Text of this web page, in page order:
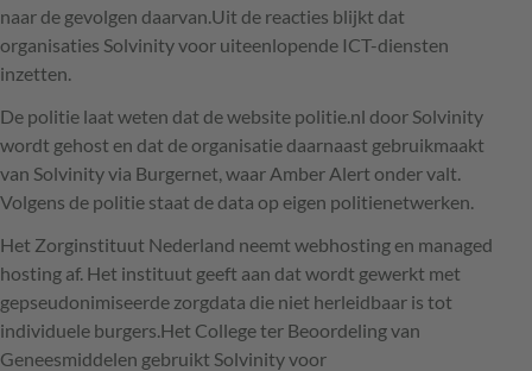
naar de gevolgen daarvan.Uit de reacties blijkt dat
organisaties Solvinity voor uiteenlopende ICT-diensten
inzetten.
De politie laat weten dat de website politie.nl door Solvinity
wordt gehost en dat de organisatie daarnaast gebruikmaakt
van Solvinity via Burgernet, waar Amber Alert onder valt.
Volgens de politie staat de data op eigen politienetwerken.
Het Zorginstituut Nederland neemt webhosting en managed
hosting af. Het instituut geeft aan dat wordt gewerkt met
gepseudonimiseerde zorgdata die niet herleidbaar is tot
individuele burgers.Het College ter Beoordeling van
Geneesmiddelen gebruikt Solvinity voor